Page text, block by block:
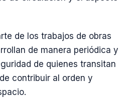
de los trabajos de obras
de manera periódica y
de quienes transitan
contribuir al orden y